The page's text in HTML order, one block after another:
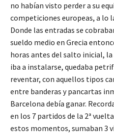
no habían visto perder a su
competiciones europeas, a lo
Donde las entradas se
sueldo medio en Grecia
horas antes del salto inicial,
iba a instalarse, quedaba
reventar, con aquellos tipos
entre banderas y pancartas
Barcelona debía ganar.
en los 7 partidos de la 2ª
estos momentos, sumaban 3